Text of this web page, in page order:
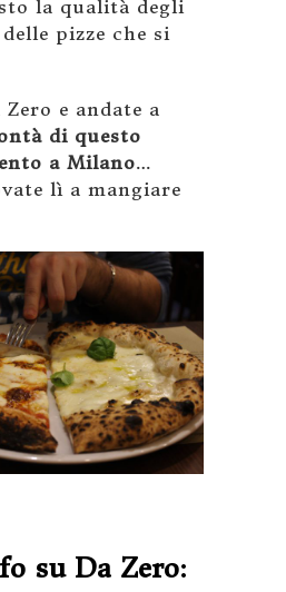
la qualità degli
pizze che si
e andate a
di questo
a Milano…
lì a mangiare
su Da Zero: